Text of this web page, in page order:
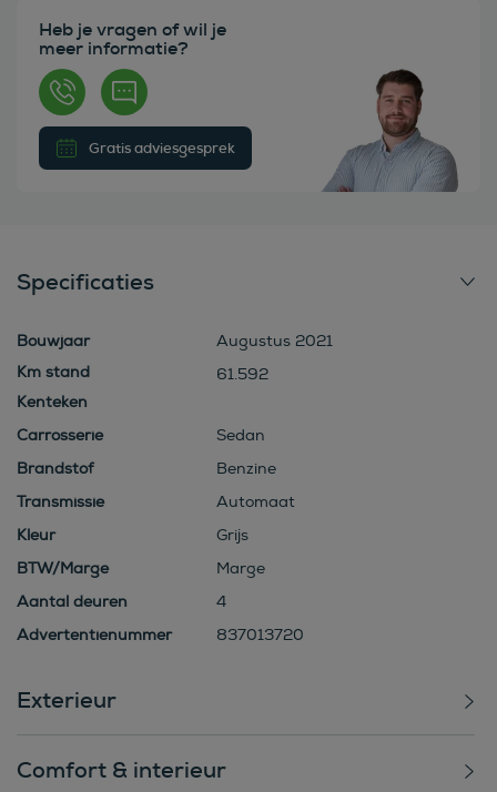
Heb je vragen of wil je
meer informatie?
Gratis adviesgesprek
Specificaties
Bouwjaar
Augustus 2021
61.592
Kenteken
Carrosserie
Sedan
Brandstof
Benzine
Transmissie
Automaat
Kleur
Grijs
BTW/Marge
Marge
Aantal deuren
4
Advertentienummer
837013720
Exterieur
Comfort & interieur